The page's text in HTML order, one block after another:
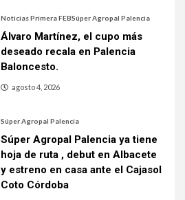
Noticias Primera FEBSúper Agropal Palencia
Álvaro Martínez, el cupo más
deseado recala en Palencia
Baloncesto.
agosto 4, 2026
Súper Agropal Palencia
Súper Agropal Palencia ya tiene
hoja de ruta , debut en Albacete
y estreno en casa ante el Cajasol
Coto Córdoba